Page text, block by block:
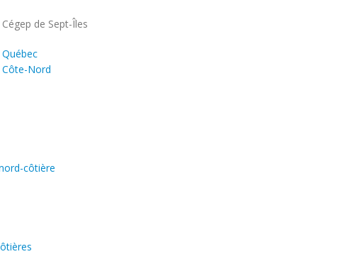
Université
Cégep de Sept-Îles
Québec
Côte-Nord
côtière